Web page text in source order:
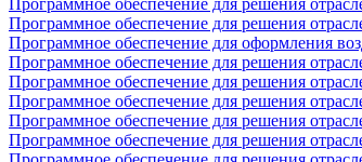
Программное обеспечение для решения
Программное обеспечение для решения
Программное обеспечение для оформления
Программное обеспечение для решения
Программное обеспечение для решения
Программное обеспечение для решения
Программное обеспечение для решения
Программное обеспечение для решения